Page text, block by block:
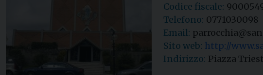
Codice fiscale:
Telefono: 0771030098
Email:
Sito web: http://
Indirizzo: Piazza